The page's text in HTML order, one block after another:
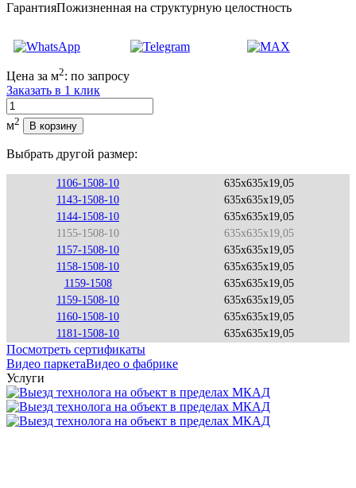
ГарантияПожизненная на структурную целостность
Цена за м2: по запросу
Заказать в 1 клик
Количество
м2 В корзину
Выбрать другой размер:
1106-1508-10
635x635x19,05
1143-1508-10
635x635x19,05
1144-1508-10
635x635x19,05
1155-1508-10
635x635x19,05
1157-1508-10
635x635x19,05
1158-1508-10
635x635x19,05
1159-1508
635x635x19,05
1159-1508-10
635x635x19,05
1160-1508-10
635x635x19,05
1181-1508-10
635x635x19,05
Посмотреть сертификаты
Видео паркетаВидео о фабрике
Услуги